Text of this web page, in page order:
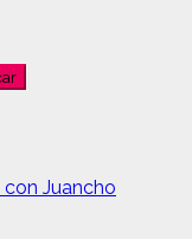
con Juancho